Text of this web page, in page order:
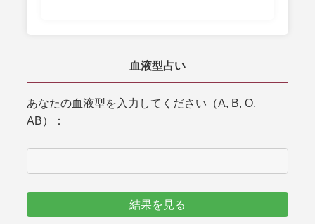
血液型占い
あなたの血液型を入力してください（A, B, O,
AB）：
結果を見る